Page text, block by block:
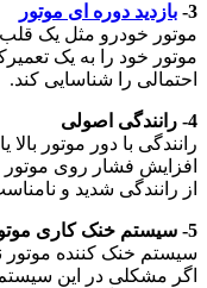
3- بازدید دوره ای موتور
موتور خودرو مثل یک قلب
موتور خود را به یک
احتمالی را شناسایی کند.
4- رانندگی اصولی
رانندگی با دور موتور
افزایش فشار روی
از رانندگی شدید و
5- سیستم خنک کاری موتور را جدی بگیرید
سیستم خنک کننده
اگر مشکلی در این